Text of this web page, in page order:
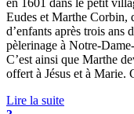
Eudes et Marthe Corbin,
d’enfants après trois ans
pèlerinage à Notre-
C’est ainsi que Marthe
offert à Jésus et à Marie.
Lire la suite